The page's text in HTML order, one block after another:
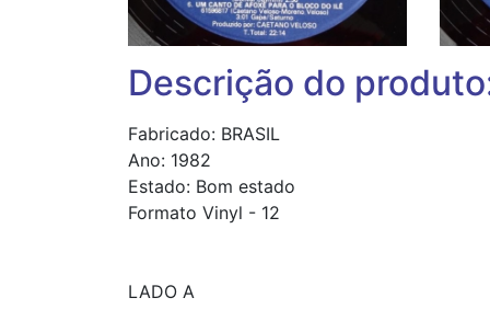
Descrição do
Fabricado: BRASIL
Ano: 1982
Estado: Bom estado
Formato Vinyl - 12
LADO A